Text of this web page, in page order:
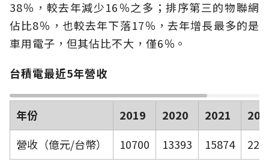
38％，較去年減少16％之多；排序第三的物聯網
佔比8％，也較去年下落17％，去年增長最多的是
車用電子，但其佔比不大，僅6％。
台積電最近5年營收
年份 2019 2020 2021
營收（億元/台幣）
10700 13393 15874